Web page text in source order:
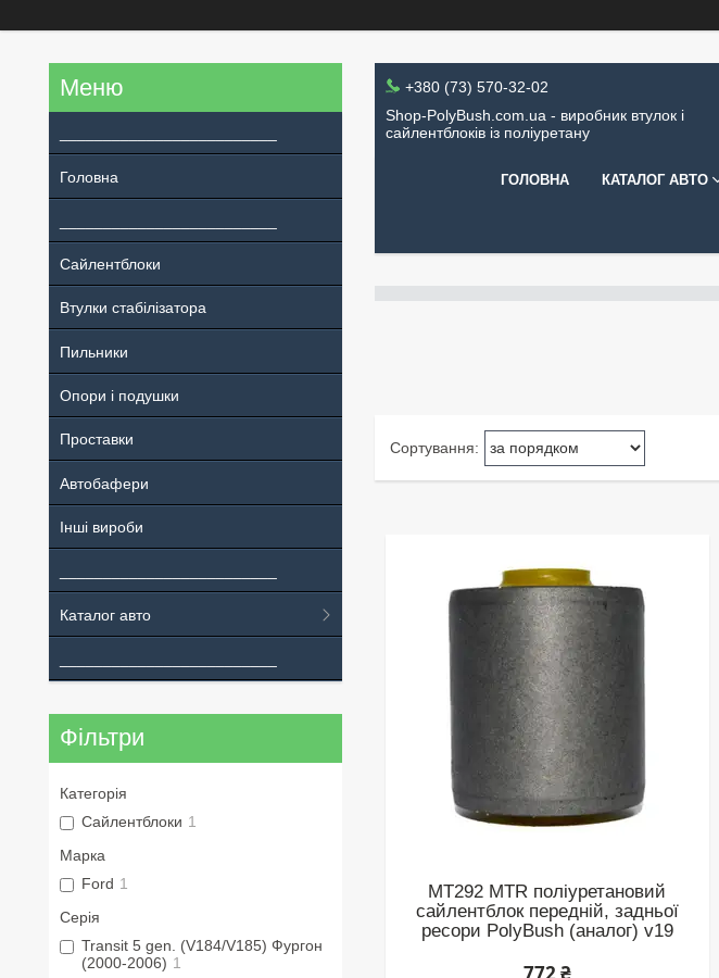
+380 (73) 570-32-02
Shop-PolyBush.com.ua - виробник втулок і
сайлентблоків із поліуретану
ГОЛОВНА КАТАЛОГ АВТО
MT292 MTR поліуретановий
сайлентблок передній, задньої
ресори PolyBush (аналог) v19
772 ₴
Головна
Сайлентблоки
Втулки стабілізатора
Пильники
Опори і подушки
Проставки
Автобафери
Інші вироби
Каталог авто
Фільтри
Категорія
Сайлентблоки 1
Марка
Ford 1
Серія
Transit 5 gen. (V184/V185) Фургон
(2000-2006) 1